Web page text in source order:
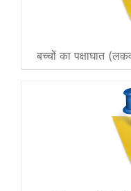
बच्चों का पक्षाघात